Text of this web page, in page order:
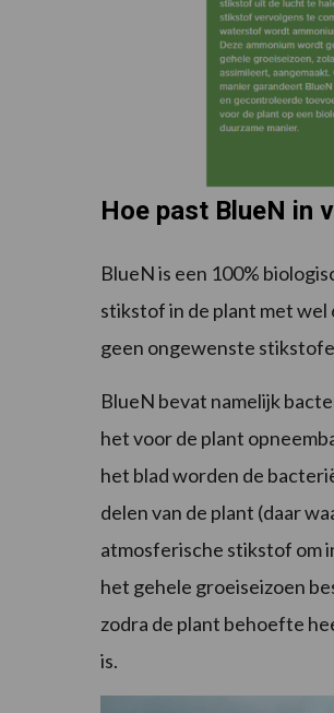
Hoe past BlueN in
BlueN is een 100%
stikstof in de plant met
geen ongewenste
BlueN bevat namelijk
het voor de plant
het blad worden de
delen van de plant (daar
atmosferische stikstof om
het gehele groeiseizoen
zodra de plant behoefte
is.